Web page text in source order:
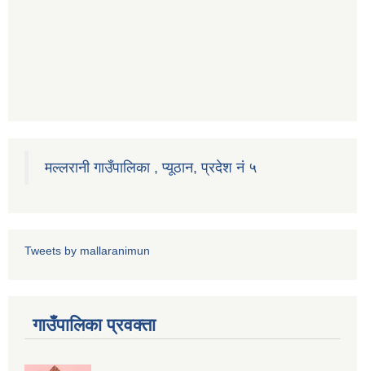
मल्लरानी गाउँपालिका , प्यूठान, प्रदेश नं ५
Tweets by mallaranimun
गाउँपालिका प्रवक्ता